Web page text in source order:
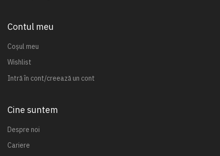
Contul meu
Coșul meu
Wishlist
Intră în cont/creează un cont
Cine suntem
Despre noi
Cariere